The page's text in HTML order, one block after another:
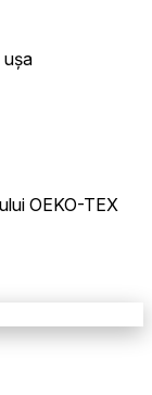
ușa
OEKO-TEX